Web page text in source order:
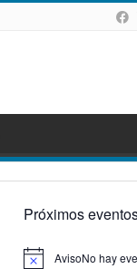
Próximos
AvisoNo hay